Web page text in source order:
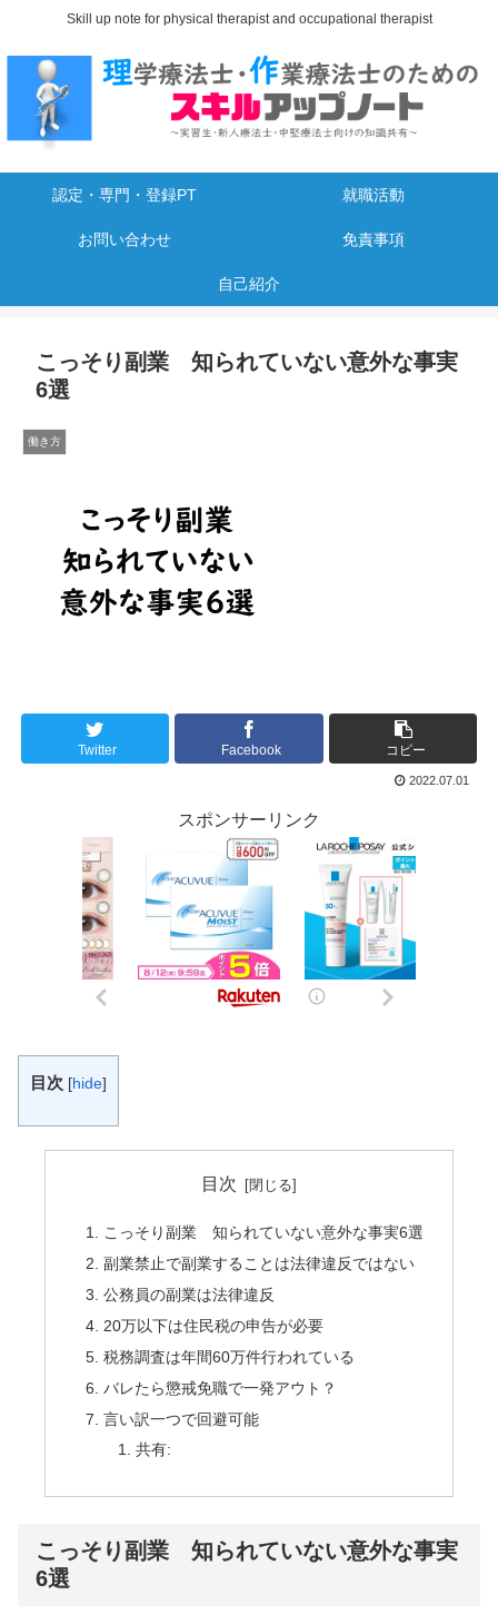
Skill up note for physical therapist and occupational therapist
認定・専門・登録PT 就職活動
お問い合わせ 免責事項
自己紹介
こっそり副業 知られていない意外な事実
6選
働き方
Twitter Facebook コピー
2022.07.01
スポンサーリンク
目次 [hide]
目次
こっそり副業 知られていない意外な事実6選
副業禁止で副業することは法律違反ではない
公務員の副業は法律違反
20万以下は住民税の申告が必要
税務調査は年間60万件行われている
バレたら懲戒免職で一発アウト？
言い訳一つで回避可能
共有:
こっそり副業 知られていない意外な事実
6選